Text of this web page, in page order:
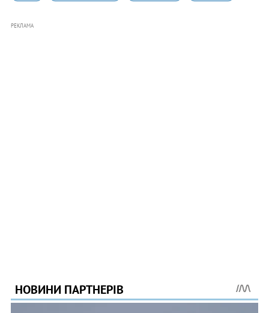
РЕКЛАМА